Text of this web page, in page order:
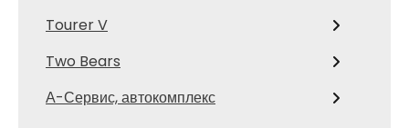
Tourer V
Two Bears
А-Сервис, автокомплекс